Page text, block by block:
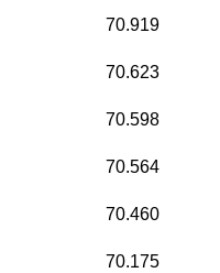
70.919
70.623
70.598
70.564
70.460
70.175